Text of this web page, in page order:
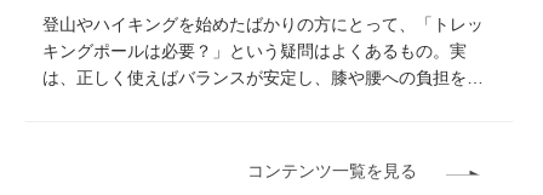
登山やハイキングを始めたばかりの方にとって、「トレッ
キングポールは必要？」という疑問はよくあるもの。実
は、正しく使えばバランスが安定し、膝や腰への負担を大
ールの選び方・使い方・おすすめモデルをまとめました。
コンテンツ一覧を見る